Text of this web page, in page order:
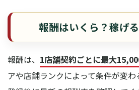
報酬はいくら？稼げ
報酬は、 1店舗契約ごとに最大
アや店舗ランクによって条件が変わ